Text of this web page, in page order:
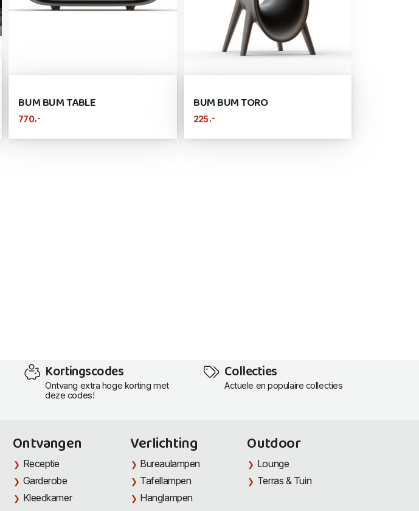
BUM BUM TABLE
770,-
BUM BUM TORO
225,-
Kortingscodes
Ontvang extra hoge korting met
deze codes!
Collecties
Actuele en populaire collecties
Ontvangen
Receptie
Garderobe
Kleedkamer
Verlichting
Bureaulampen
Tafellampen
Hanglampen
Outdoor
Lounge
Terras & Tuin